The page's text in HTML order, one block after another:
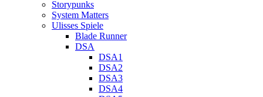
Storypunks
System Matters
Ulisses Spiele
Blade Runner
DSA
DSA1
DSA2
DSA3
DSA4